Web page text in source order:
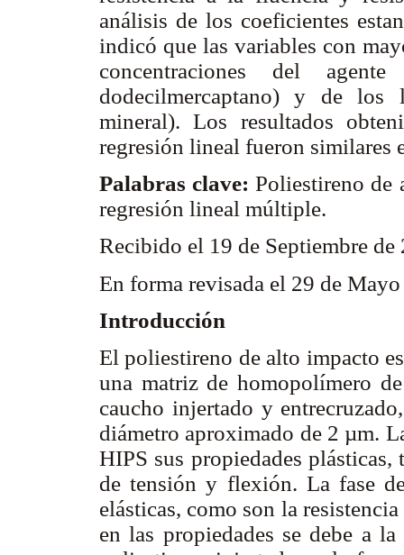
análisis de los coeficientes
indicó que las variables con
concentraciones del
dodecilmercaptano) y de los
mineral). Los resultados
regresión lineal fueron similares
Palabras clave:Poliestireno de
regresión lineal múltiple.
Recibido el 19 de Septiembre
En forma revisada el 29 de
Introducción
El poliestireno de alto impacto
una matriz de homopolímero
caucho injertado y
diámetro aproximado de 2 µm.
HIPS sus propiedades
de tensión y flexión. La fase
elásticas, como son la
en las propiedades se debe a